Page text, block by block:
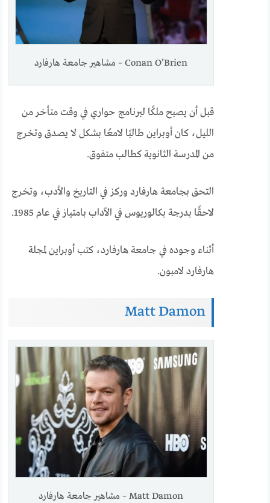
Conan O’Brien – مشاهير جامعة هارفارد
قبل أن يصبح ملكًا لبرنامج حواري في وقت متأخر من
الليل، كان أوبراين طالبًا لامعًا بشكل لا يصدق وتخرج
من المدرسة الثانوية كطالب متفوق.
التحق بجامعة هارفارد وركز في التاريخ والأدب، وتخرج
لاحقًا بدرجة بكالوريوس في الآداب بامتياز في عام 1985.
أثناء وجوده في جامعة هارفارد، كتب أوبراين لمجلة
هارفارد لامبون.
Matt Damon
Matt Damon – مشاهير جامعة هارفارد